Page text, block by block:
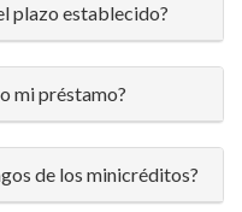
plazo establecido?
mi préstamo?
de los minicréditos?